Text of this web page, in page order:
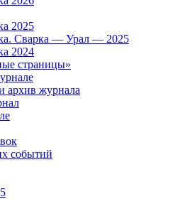
2025
Сварка — Урал — 2025
2024
страницы»
архив журнала
событий